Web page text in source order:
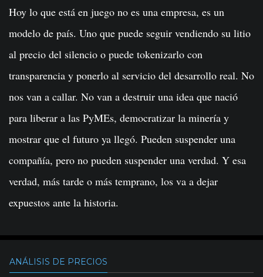
Hoy lo que está en juego no es una empresa, es un
modelo de país. Uno que puede seguir vendiendo su litio
al precio del silencio o puede tokenizarlo con
transparencia y ponerlo al servicio del desarrollo real. No
nos van a callar. No van a destruir una idea que nació
para liberar a las PyMEs, democratizar la minería y
mostrar que el futuro ya llegó. Pueden suspender una
compañía, pero no pueden suspender una verdad. Y esa
verdad, más tarde o más temprano, los va a dejar
expuestos ante la historia.
ANÁLISIS DE PRECIOS